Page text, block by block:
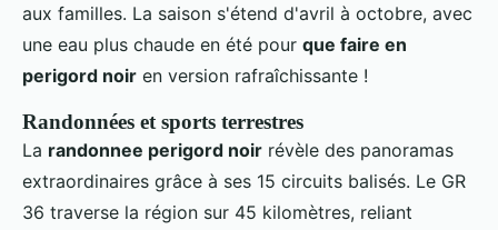
aux familles. La saison s'étend d'avril à octobre, avec
une eau plus chaude en été pour que faire en
perigord noir en version rafraîchissante !
Randonnées et sports terrestres
La randonnee perigord noir révèle des panoramas
extraordinaires grâce à ses 15 circuits balisés. Le GR
36 traverse la région sur 45 kilomètres, reliant